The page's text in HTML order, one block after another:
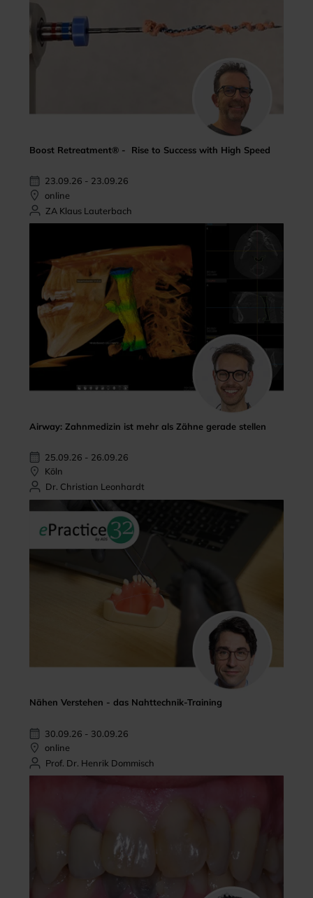
Boost Retreatment® - Rise to Success with High Speed
23.09.26 - 23.09.26
online
ZA Klaus Lauterbach
Airway: Zahnmedizin ist mehr als Zähne gerade stellen
25.09.26 - 26.09.26
Köln
Dr. Christian Leonhardt
Nähen Verstehen - das Nahttechnik-Training
30.09.26 - 30.09.26
online
Prof. Dr. Henrik Dommisch